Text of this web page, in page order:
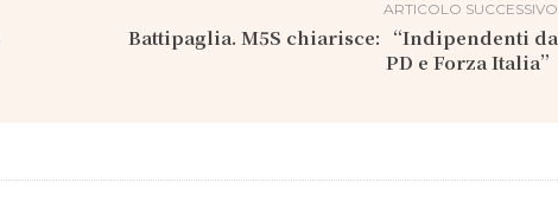
ARTICOLO SUCCESSIVO
Battipaglia. M5S chiarisce: “Indipendenti da
PD e Forza Italia”